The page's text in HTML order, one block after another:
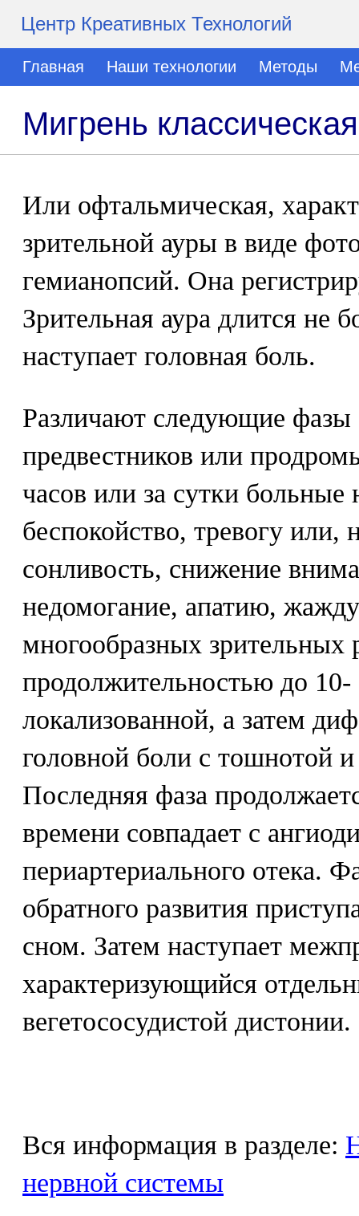
Центр Креативных Технологий
Главная Наши технологии Методы
Мигрень классическая
Или офтальмическая,
зрительной ауры в виде
гемианопсий. Она
Зрительная аура длится не
наступает головная боль.
Различают следующие
предвестников или
часов или за сутки
беспокойство, тревогу или,
сонливость, снижение
недомогание, апатию,
многообразных зрительных
продолжительностью до
локализованной, а затем
головной боли с тошнотой
Последняя фаза
времени совпадает с
периартериального отека.
обратного развития
сном. Затем наступает
характеризующийся
вегетососудистой дистонии.
Вся информация в разделе:
нервной системы